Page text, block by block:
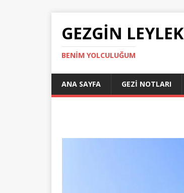
GEZGIN LEYLEK
BENIM YOLCULUĞUM
ANA SAYFA GEZI NOTLARI